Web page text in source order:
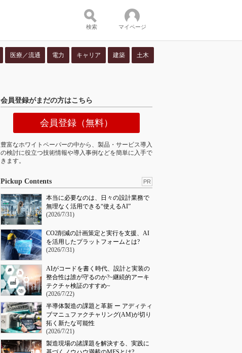
検索 マイページ
医療／流通 電力 キャリア 建築 土木
会員登録がまだの方はこちら
会員登録（無料）
豊富なホワイトペーパーの中から、製品・サービス導入
の検討に役立つ技術情報や導入事例などを簡単に入手で
きます。
Pickup Contents PR
本当に必要なのは、日々の設計業務で
無理なく活用できる“使えるAI”
(2026/7/31)
CO2削減の計画策定と実行を支援、AI
を活用したプラットフォームとは?
(2026/7/31)
AIがコードを書く時代、設計と実装の
整合性は誰が守るのか?~継続的アーキ
テクチャ検証のすすめ~
(2026/7/22)
半導体製造の課題と革新 ー アディティ
ブマニュファクチャリング(AM)が切り
拓く新たな可能性
(2026/7/21)
製造現場の諸課題を解決する、実践に